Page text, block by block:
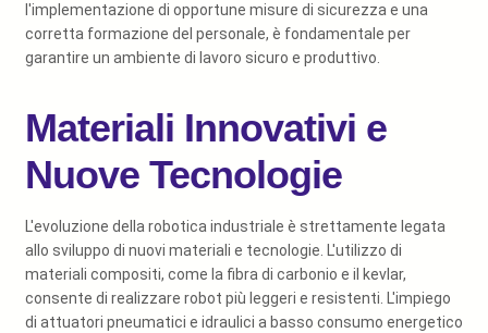
l'implementazione di opportune misure di sicurezza e una
corretta formazione del personale, è fondamentale per
garantire un ambiente di lavoro sicuro e produttivo.
Materiali Innovativi e
Nuove Tecnologie
L'evoluzione della robotica industriale è strettamente legata
allo sviluppo di nuovi materiali e tecnologie. L'utilizzo di
materiali compositi, come la fibra di carbonio e il kevlar,
consente di realizzare robot più leggeri e resistenti. L'impiego
di attuatori pneumatici e idraulici a basso consumo energetico